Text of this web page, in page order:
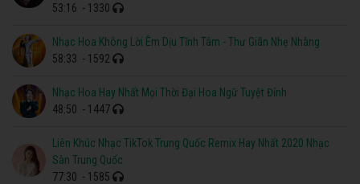
53:16 - 1330
Nhạc Hoa Không Lời Êm Dịu Tĩnh Tâm - Thư Giãn Nhẹ Nhàng
58:33 - 1592
Nhạc Hoa Hay Nhất Mọi Thời Đại Hoa Ngữ Tuyệt Đỉnh
48:50 - 1447
Liên Khúc Nhạc TikTok Trung Quốc Remix Hay Nhất 2020 Nhạc
Sàn Trung Quốc
77:30 - 1585